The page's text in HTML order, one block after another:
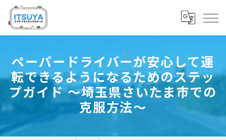
ペーパードライバーが安心して運
転できるようになるためのステッ
プガイド 〜埼玉県さいたま市での
克服方法〜